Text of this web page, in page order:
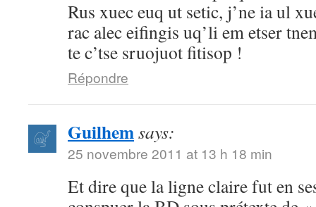
Rus xuec euq ut setic, j’ne ia ul
rac alec eifingis uq’li em etser
te c’tse sruojuot fitisop !
Répondre
Guilhemsays:
25 novembre 2011 at 13 h 18 min
Et dire que la ligne claire fut en